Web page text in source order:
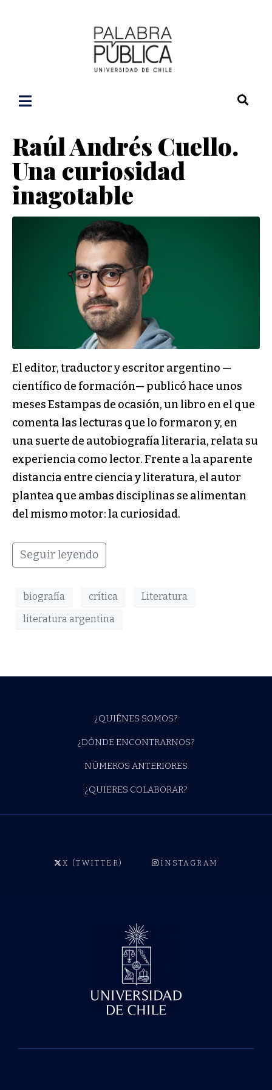
Raúl Andrés Cuello.
Una curiosidad
inagotable
El editor, traductor y escritor argentino —
científico de formación— publicó hace unos
meses Estampas de ocasión, un libro en el que
comenta las lecturas que lo formaron y, en
una suerte de autobiografía literaria, relata su
experiencia como lector. Frente a la aparente
distancia entre ciencia y literatura, el autor
plantea que ambas disciplinas se alimentan
del mismo motor: la curiosidad.
Seguir leyendo
biografía crítica
Literatura
literatura argentina
¿QUIÉNES SOMOS?
¿DÓNDE ENCONTRARNOS?
NÚMEROS ANTERIORES
¿QUIERES COLABORAR?
X (TWITTER) INSTAGRAM